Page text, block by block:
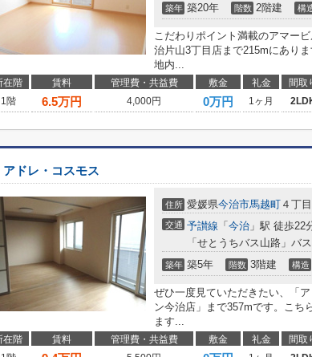
築年 築20年 階数 2階建 構
こだわりポイント満載のアマー
治片山3丁目店まで215mにあり
地内...
在階 賃料 管理費・共益費 敷金 礼金 間取
1階
6.5万円 4,000円 0万円 1ヶ月
アドレ・コスモス
住所 愛媛県今治市馬越町 ４丁
交通 予讃線 「 今治 」駅 徒歩22
「せとうちバス山路」バ
築年 築5年 階数 3階建 構造
ぜひ一度見ていただきたい、「
ン今治店」まで357mです。こち
ます...
在階 賃料 管理費・共益費 敷金 礼金 間取